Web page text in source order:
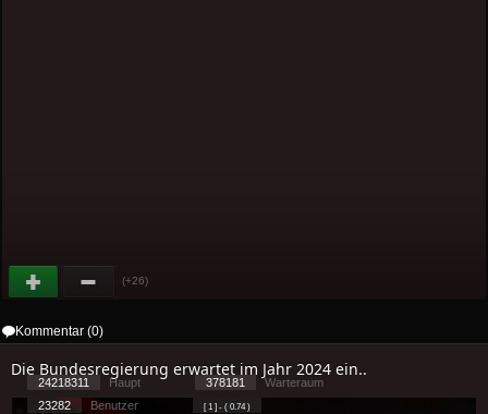
(+26)
Kommentar (0)
Die Bundesregierung erwartet im Jahr 2024 ein..
24218311 Haupt 378181
Warteraum
23282
Benutzer [ 1 ] - ( 0.74 )